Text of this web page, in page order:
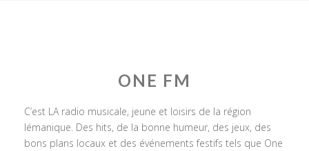
ONE FM
C’est LA radio musicale, jeune et loisirs de la région
lémanique. Des hits, de la bonne humeur, des jeux, des
bons plans locaux et des événements festifs tels que One